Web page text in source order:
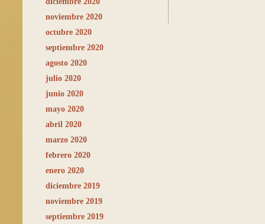
noviembre 2020
octubre 2020
septiembre 2020
agosto 2020
julio 2020
junio 2020
mayo 2020
abril 2020
marzo 2020
febrero 2020
enero 2020
diciembre 2019
noviembre 2019
septiembre 2019